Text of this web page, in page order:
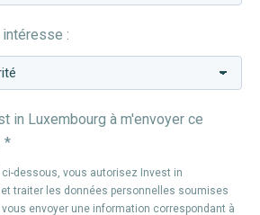
:
in Luxembourg à m'envoyer ce
*
ci-dessous, vous autorisez Invest in
traiter les données personnelles soumises
envoyer une information correspondant à